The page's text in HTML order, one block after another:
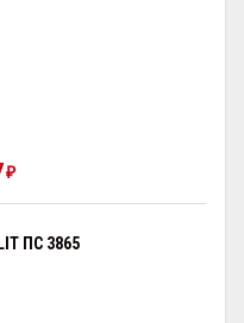
₽
ПС 3865